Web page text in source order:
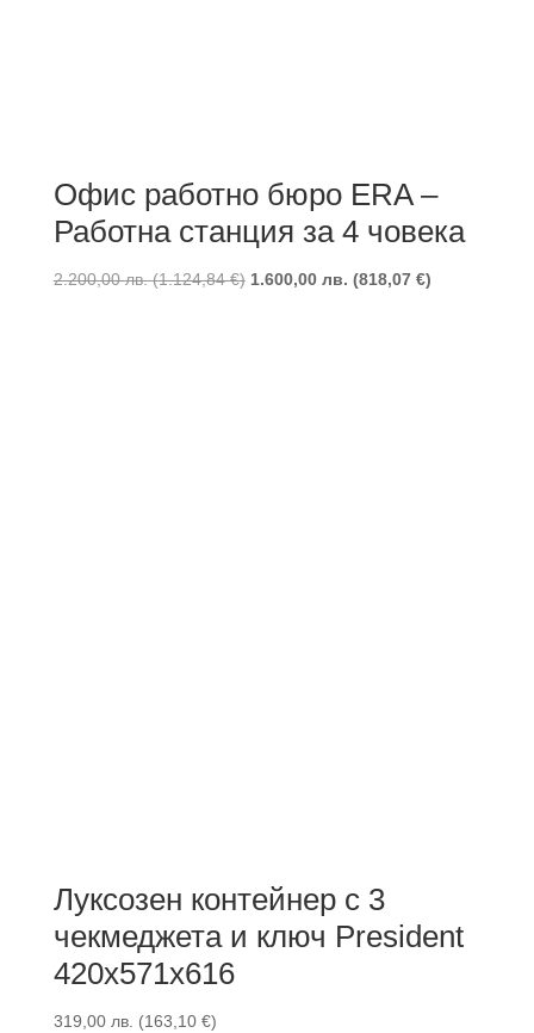
Офис работно бюро ERA –
Работна станция за 4 човека
2.200,00лв. (1.124,84€) 1.600,00 лв. (818,07 €)
Луксозен контейнер с 3
чекмеджета и ключ President
420x571x616
319,00 лв. (163,10 €)